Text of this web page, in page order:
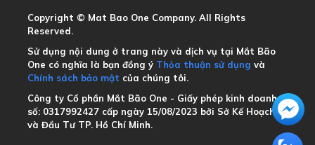
Copyright © Mat Bao One Company. All Rights
Reserved.
Sử dụng nội dung ở trang này và dịch vụ tại Mắt Bão
One có nghĩa là bạn đồng ý Thỏa thuận sử dụng và
Chính sách bảo mật của chúng tôi.
Công ty Cổ phần Mắt Bão One - Giấy phép kinh doanh
số: 0317992427 cấp ngày 15/08/2023 bởi Sở Kế Hoạch
và Đầu Tư TP. Hồ Chí Minh.